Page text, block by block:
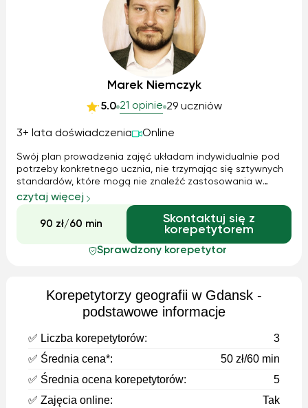
Marek Niemczyk
5.0 21 opinie 29 uczniów
3+ lata doświadczenia Online
Swój plan prowadzenia zajęć układam indywidualnie pod
potrzeby konkretnego ucznia, nie trzymając się sztywnych
standardów, które mogą nie znaleźć zastosowania w
stosunku do konkretnej osoby. Dokonuje swoistego
"rozpoznania" jakie elementy z danego przedmiotu
stanowią dla ucznia największe wyzwanie i...
czytaj więcej
90 zł/60 min
Skontaktuj się z
korepetytorem
Sprawdzony korepetytor
Korepetytorzy geografii w Gdansk -
podstawowe informacje
✅ Liczba korepetytorów:
3
✅ Średnia cena*:
50 zł/60 min
✅ Średnia ocena korepetytorów:
5
✅ Zajęcia online:
Tak